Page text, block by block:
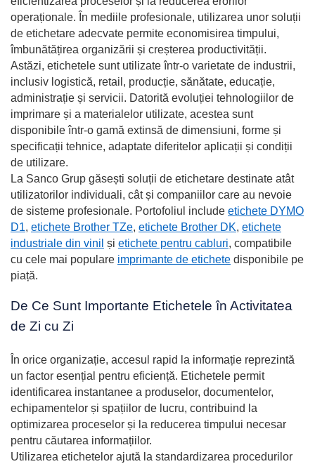
operaționale. În mediile profesionale, utilizarea unor soluții
de etichetare adecvate permite economisirea timpului,
îmbunătățirea organizării și creșterea productivității.
Astăzi, etichetele sunt utilizate într-o varietate de industrii,
inclusiv logistică, retail, producție, sănătate, educație,
administrație și servicii. Datorită evoluției tehnologiilor de
imprimare și a materialelor utilizate, acestea sunt
disponibile într-o gamă extinsă de dimensiuni, forme și
specificații tehnice, adaptate diferitelor aplicații și condiții
de utilizare.
La Sanco Grup găsești soluții de etichetare destinate atât
utilizatorilor individuali, cât și companiilor care au nevoie
de sisteme profesionale. Portofoliul include etichete DYMO
D1, etichete Brother TZe, etichete Brother DK, etichete
industriale din vinil și etichete pentru cabluri, compatibile
cu cele mai populare imprimante de etichete disponibile pe
piață.
De Ce Sunt Importante Etichetele în Activitatea
de Zi cu Zi
În orice organizație, accesul rapid la informație reprezintă
un factor esențial pentru eficiență. Etichetele permit
identificarea instantanee a produselor, documentelor,
echipamentelor și spațiilor de lucru, contribuind la
optimizarea proceselor și la reducerea timpului necesar
pentru căutarea informațiilor.
Utilizarea etichetelor ajută la standardizarea procedurilor